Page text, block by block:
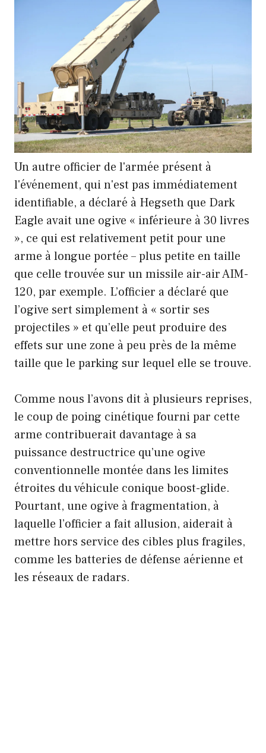
Un autre officier de l'armée présent à
l'événement, qui n'est pas immédiatement
identifiable, a déclaré à Hegseth que Dark
Eagle avait une ogive « inférieure à 30 livres
», ce qui est relativement petit pour une
arme à longue portée – plus petite en taille
que celle trouvée sur un missile air-air AIM-
120, par exemple. L’officier a déclaré que
l’ogive sert simplement à « sortir ses
projectiles » et qu’elle peut produire des
effets sur une zone à peu près de la même
taille que le parking sur lequel elle se trouve.
Comme nous l’avons dit à plusieurs reprises,
le coup de poing cinétique fourni par cette
arme contribuerait davantage à sa
puissance destructrice qu’une ogive
conventionnelle montée dans les limites
étroites du véhicule conique boost-glide.
Pourtant, une ogive à fragmentation, à
laquelle l’officier a fait allusion, aiderait à
mettre hors service des cibles plus fragiles,
comme les batteries de défense aérienne et
les réseaux de radars.